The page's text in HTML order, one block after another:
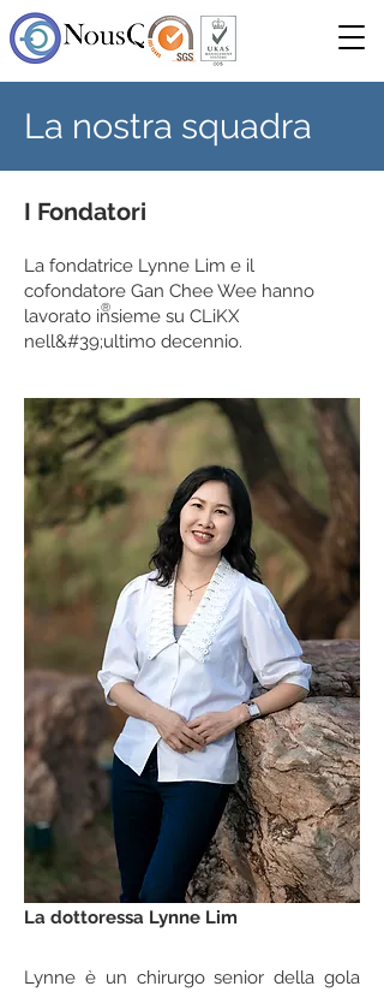
La nostra squadra
I Fondatori
La fondatrice Lynne Lim e il
cofondatore Gan Chee Wee hanno
lavorato insieme su CLiKX
nell&#39;ultimo decennio.
®
La dottoressa Lynne Lim
Lynne è un chirurgo senior della gola